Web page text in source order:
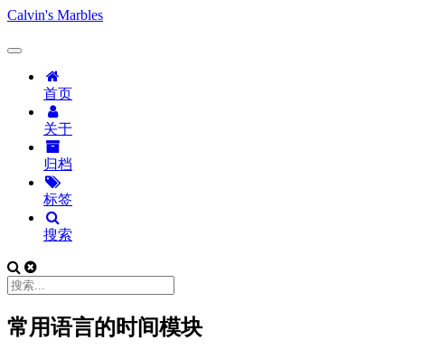
Calvin's Marbles
首页
关于
归档
标签
搜索
常用语言的时间模块